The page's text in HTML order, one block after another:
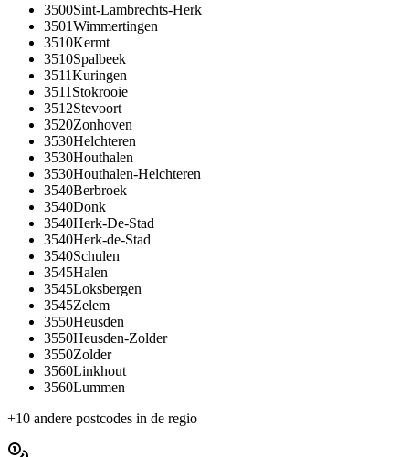
3500Sint-Lambrechts-Herk
3501Wimmertingen
3510Kermt
3510Spalbeek
3511Kuringen
3511 Stokrooie
3512Stevoort
3520Zonhoven
3530Helchteren
3530Houthalen
3530Houthalen-Helchteren
3540Berbroek
3540Donk
3540Herk-De-Stad
3540Herk-de-Stad
3540Schulen
3545Halen
3545Loksbergen
3545Zelem
3550Heusden
3550Heusden-Zolder
3550Zolder
3560Linkhout
3560Lummen
+10 andere postcodes in de regio